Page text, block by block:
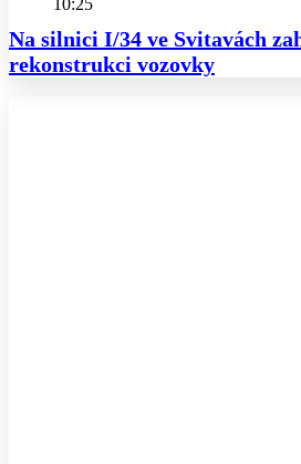
Na silnici I/34 ve Svitavách
rekonstrukci vozovky